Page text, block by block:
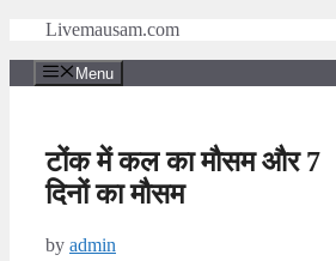
content
Livemausam.com
Menu
टोंक में कल का मौसम और 7
दिनों का मौसम
by admin